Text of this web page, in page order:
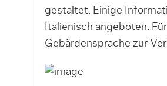
gestaltet. Einige
Italienisch angeboten.
Gebärdensprache zur